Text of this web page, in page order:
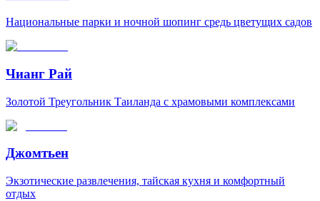
Национальные парки и ночной шопинг средь цветущих садов
Чианг Рай
Золотой Треугольник Таиланда с храмовыми комплексами
Джомтьен
Экзотические развлечения, тайская кухня и комфортный
отдых